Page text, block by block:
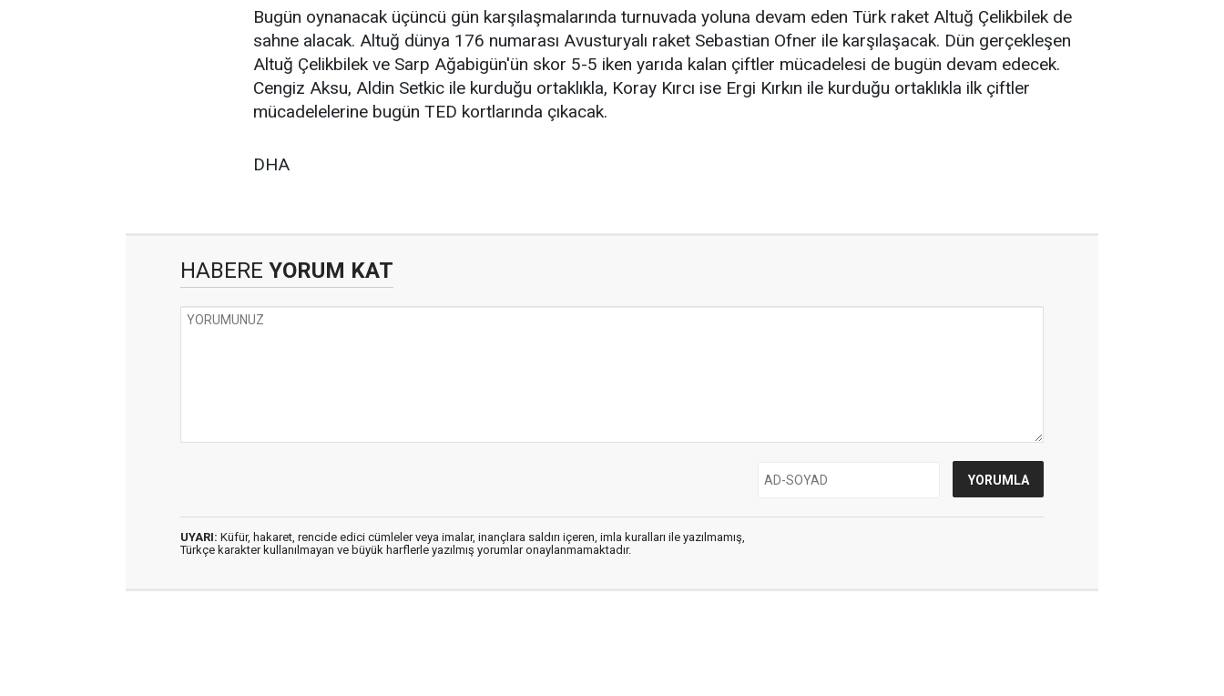
Bugün oynanacak üçüncü gün karşılaşmalarında turnuvada yoluna devam eden Türk raket Altuğ Çelikbilek de
sahne alacak. Altuğ dünya 176 numarası Avusturyalı raket Sebastian Ofner ile karşılaşacak. Dün gerçekleşen
Altuğ Çelikbilek ve Sarp Ağabigün'ün skor 5-5 iken yarıda kalan çiftler mücadelesi de bugün devam edecek.
Cengiz Aksu, Aldin Setkic ile kurduğu ortaklıkla, Koray Kırcı ise Ergi Kırkın ile kurduğu ortaklıkla ilk çiftler
mücadelelerine bugün TED kortlarında çıkacak.
DHA
HABERE YORUM KAT
UYARI: Küfür, hakaret, rencide edici cümleler veya imalar, inançlara saldırı içeren, imla kuralları ile yazılmamış,
Türkçe karakter kullanılmayan ve büyük harflerle yazılmış yorumlar onaylanmamaktadır.